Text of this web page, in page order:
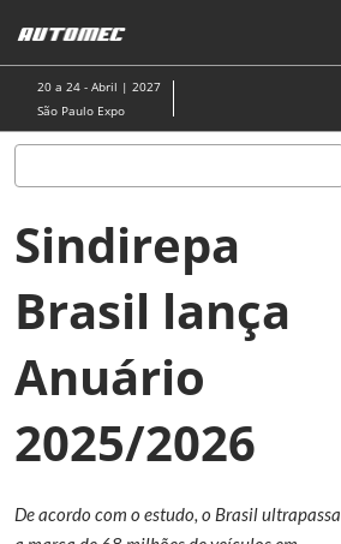
para
o
conteúdo
20 a 24 - Abril | 2027
São Paulo Expo
Sindirepa
Brasil lança
Anuário
2025/2026
De acordo com o estudo, o Brasil ultrapassa